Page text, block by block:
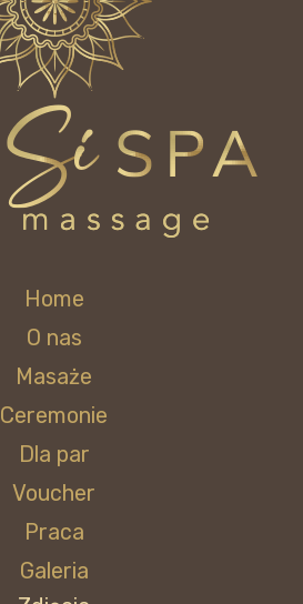
Home
O nas
Masaże
Ceremonie
Dla par
Voucher
Praca
Galeria